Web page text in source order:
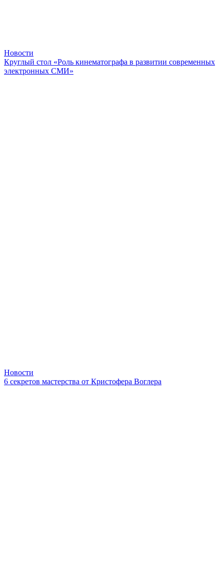
Новости
Круглый стол «Роль кинематографа в развитии современных
электронных СМИ»
Новости
6 секретов мастерства от Кристофера Воглера